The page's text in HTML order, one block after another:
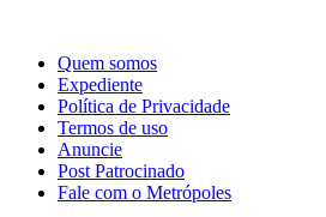
Quem somos
Expediente
Política de Privacidade
Termos de uso
Anuncie
Post Patrocinado
Fale com o Metrópoles